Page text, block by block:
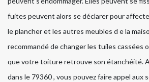
fuites peuvent alors se déclarer pour
le plancher et les autres meubles d e la
recommandé de changer les tuiles cassées
que votre toiture retrouve son étanchéité.
dans le 79360 , vous pouvez faire appel aux